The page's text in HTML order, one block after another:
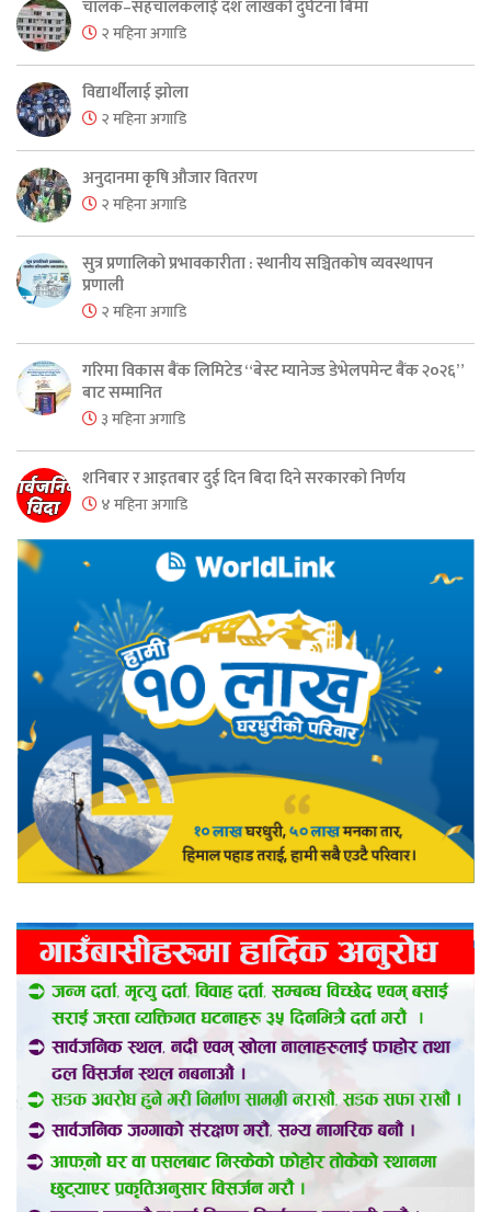
चालक–सहचालकलाई दश लाखको दुर्घटना बिमा
२ महिना अगाडि
विद्यार्थीलाई झोला
२ महिना अगाडि
अनुदानमा कृषि औजार वितरण
२ महिना अगाडि
सुत्र प्रणालिको प्रभावकारीता : स्थानीय सञ्चितकोष व्यवस्थापन
प्रणाली
२ महिना अगाडि
गरिमा विकास बैंक लिमिटेड “बेस्ट म्यानेज्ड डेभेलपमेन्ट बैंक २०२६”
बाट सम्मानित
३ महिना अगाडि
शनिबार र आइतबार दुई दिन बिदा दिने सरकारको निर्णय
४ महिना अगाडि